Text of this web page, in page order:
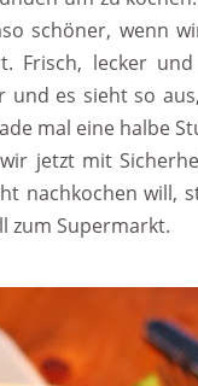
schöner, wenn
Frisch, lecker
es sieht so
mal eine halbe
jetzt mit
nachkochen will,
zum Supermarkt.